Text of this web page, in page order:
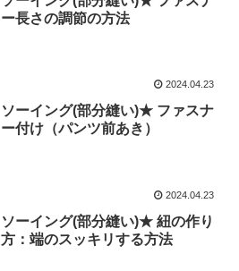
ー長さの調節の方法
2024.04.23
ソーイング(部分縫い)★ ファスナ
ー付け（パンツ前あき）
2024.04.23
ソーイング(部分縫い)★ 紐の作り
方：端のスッキリする方法